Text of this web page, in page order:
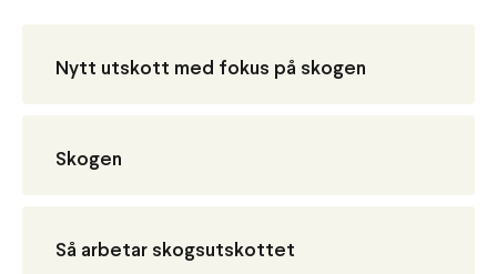
Nytt utskott med fokus på skogen
Skogen
Så arbetar skogsutskottet